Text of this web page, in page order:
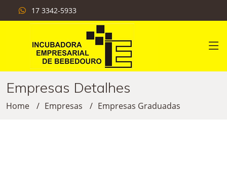
17 3342-5933
Empresas Detalhes
Home Empresas Empresas Graduadas